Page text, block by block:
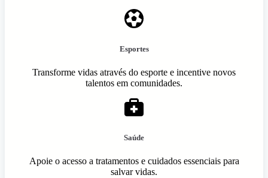
Esportes
Transforme vidas através do esporte e incentive novos
talentos em comunidades.
Saúde
Apoie o acesso a tratamentos e cuidados essenciais para
salvar vidas.